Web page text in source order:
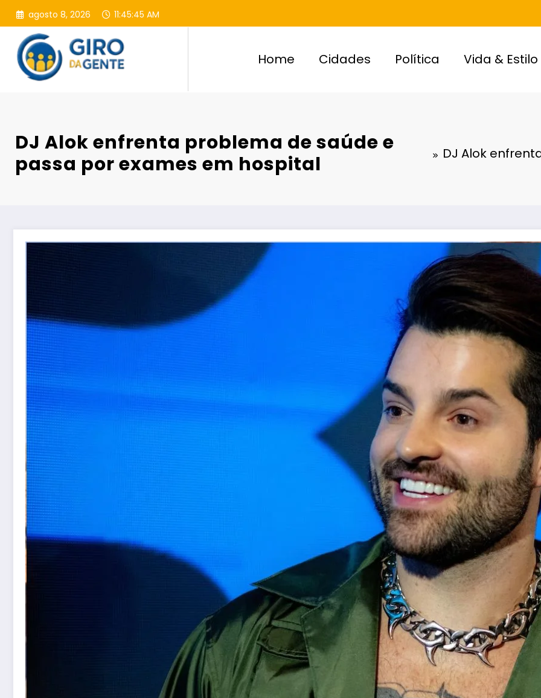
Pular
para
conteúdo
agosto 8, 2026 11:45:46 AM
Home Cidades Política Vida & Estilo
DJ Alok enfrenta problema de saúde e
passa por exames em hospital
DJ Alok